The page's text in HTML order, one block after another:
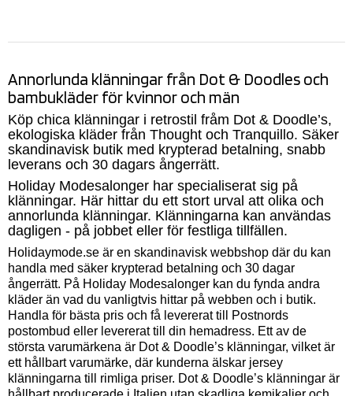
Annorlunda klänningar från Dot & Doodles och
bambukläder för kvinnor och män
Köp chica klänningar i retrostil fråm Dot & Doodle’s,
ekologiska kläder från Thought och Tranquillo. Säker
skandinavisk butik med krypterad betalning, snabb
leverans och 30 dagars ångerrätt.
Holiday Modesalonger har specialiserat sig på
klänningar. Här hittar du ett stort urval att olika och
annorlunda klänningar. Klänningarna kan användas
dagligen - på jobbet eller för festliga tillfällen.
Holidaymode.se är en skandinavisk webbshop där du kan
handla med säker krypterad betalning och 30 dagar
ångerrätt. På Holiday Modesalonger kan du fynda andra
kläder än vad du vanligtvis hittar på webben och i butik.
Handla för bästa pris och få levererat till Postnords
postombud eller levererat till din hemadress. Ett av de
största varumärkena är Dot & Doodle’s klänningar, vilket är
ett hållbart varumärke, där kunderna älskar jersey
klänningarna till rimliga priser. Dot & Doodle’s klänningar är